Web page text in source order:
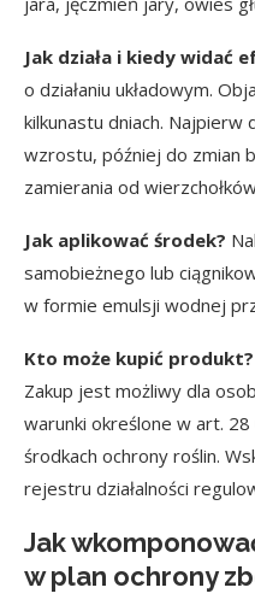
Jak działa i kiedy widać
o działaniu układowym.
kilkunastu dniach. Najpierw
wzrostu, później do zmian
zamierania od
Jak aplikować środek?
samobieżnego lub
w formie emulsji wodnej
Kto może kupić produkt?
Zakup jest możliwy dla
warunki określone w art.
środkach ochrony roślin.
rejestru działalności
Jak
w plan ochrony